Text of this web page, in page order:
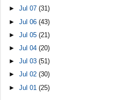
►Jul 07(31)
►Jul 06(43)
►Jul 05(21)
►Jul 04(20)
►Jul 03(51)
►Jul 02(30)
►Jul 01(25)